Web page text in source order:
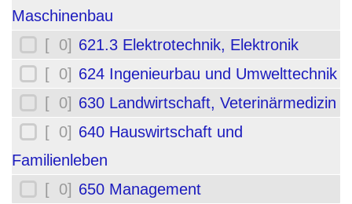
Maschinenbau
[ 0] 621.3 Elektrotechnik, Elektronik
[ 0] 624 Ingenieurbau und Umwelttechnik
[ 0] 630 Landwirtschaft, Veterinärmedizin
[ 0] 640 Hauswirtschaft und
Familienleben
[ 0] 650 Management